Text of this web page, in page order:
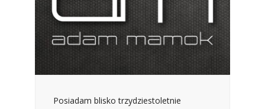
Posiadam blisko trzydziestoletnie